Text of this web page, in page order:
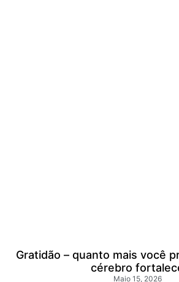
Gratidão – quanto mais você
cérebro
Maio 15, 2026